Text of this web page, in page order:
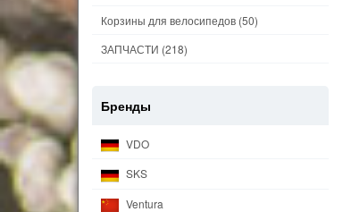
Корзины для велосипедов (50)
ЗАПЧАСТИ (218)
Бренды
VDO
SKS
Ventura